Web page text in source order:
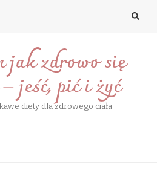
jak zdrowo się
jeść, pić i żyć
diety dla zdrowego ciała